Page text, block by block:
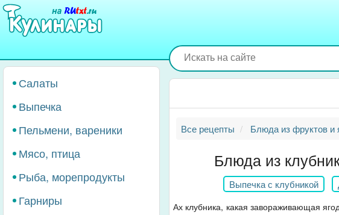
Перейти
основному
Салаты
Выпечка
Пельмени, вареники
Мясо, птица
Рыба, морепродукты
Гарниры
Все рецепты Блюда из фруктов и
Блюда из
Выпечка с клубникой
Ах клубника, какая завораживающая